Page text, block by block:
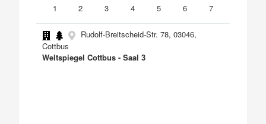
1
2 3 4 5 6 7
Rudolf-Breitscheid-Str. 78, 03046,
Cottbus
Weltspiegel Cottbus - Saal 3